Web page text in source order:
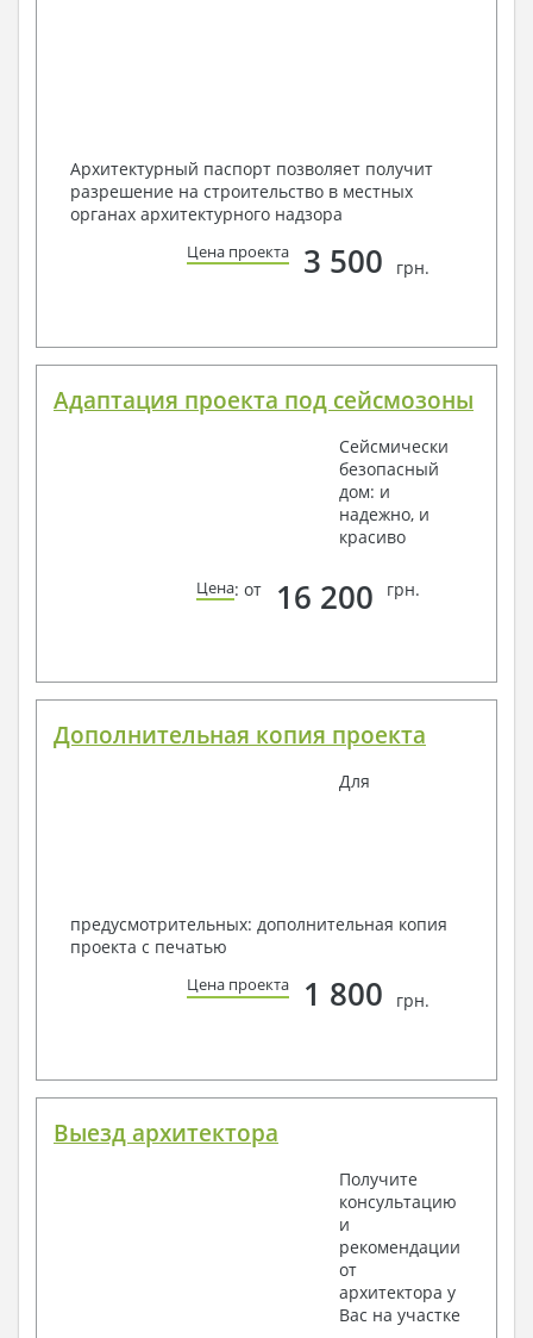
Архитектурный паспорт позволяет получит
разрешение на строительство в местных
органах архитектурного надзора
Цена проекта 3 500 грн.
Адаптация проекта под сейсмозоны
Сейсмически
безопасный
дом: и
надежно, и
красиво
Цена: от 16 200 грн.
Дополнительная копия проекта
Для
предусмотрительных: дополнительная копия
проекта с печатью
Цена проекта 1 800 грн.
Выезд архитектора
Получите
консультацию
и
рекомендации
от
архитектора у
Вас на участке